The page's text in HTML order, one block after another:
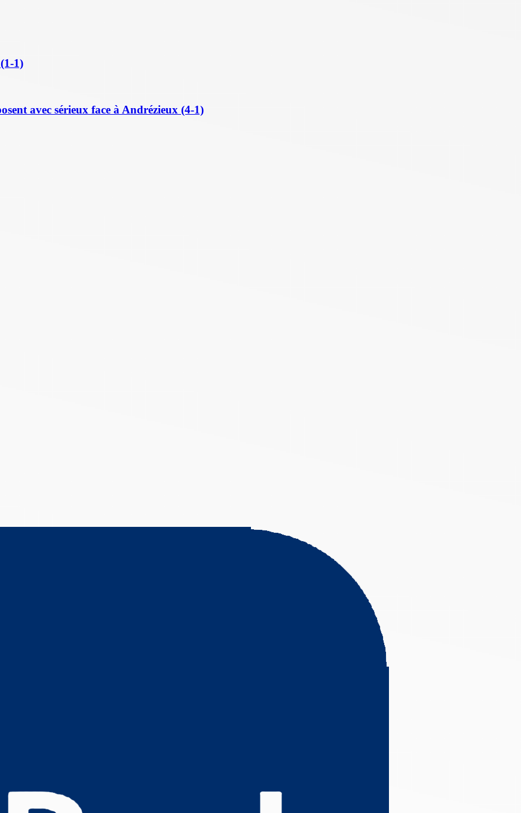
1)
avec sérieux face à Andrézieux (4-1)